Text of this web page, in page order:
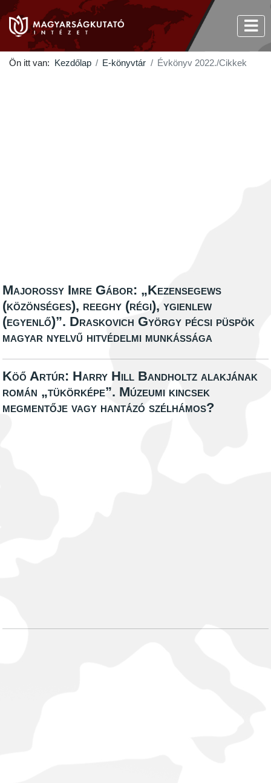
Ön itt van: Kezdőlap E-könyvtár Évkönyv 2022./Cikkek
Majorossy Imre Gábor: „Kezenſegews
(közönséges), reeghy (régi), ygienlew
(egyenlő)”. Draskovich György pécsi püspök
magyar nyelvű hitvédelmi munkássága
Köő Artúr: Harry Hill Bandholtz alakjának
román „tükörképe”. Múzeumi kincsek
megmentője vagy hantázó szélhámos?